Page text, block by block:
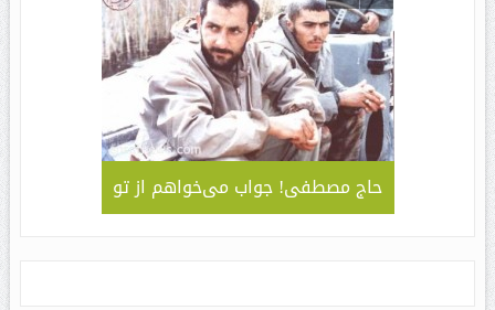
جلوه
سبک و
حاج مصطفی! جواب می‌خواهم از تو
– کاربردی
مهدی ” /